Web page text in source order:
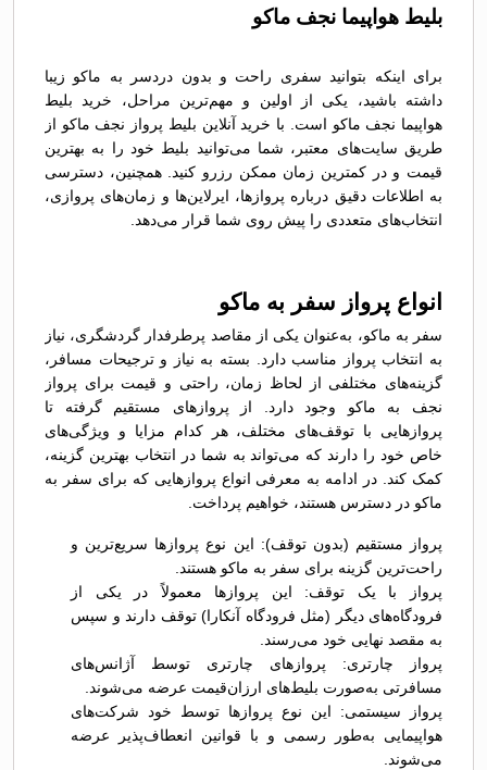
بلیط هواپیما نجف ماکو
برای اینکه بتوانید سفری راحت و بدون دردسر به ماکو زیبا
داشته باشید، یکی از اولین و مهم‌ترین مراحل، خرید بلیط
هواپیما نجف ماکو است. با خرید آنلاین بلیط پرواز نجف ماکو از
طریق سایت‌های معتبر، شما می‌توانید بلیط خود را به بهترین
قیمت و در کمترین زمان ممکن رزرو کنید. همچنین، دسترسی
به اطلاعات دقیق درباره پروازها، ایرلاین‌ها و زمان‌های پروازی،
انتخاب‌های متعددی را پیش روی شما قرار می‌دهد.
انواع پرواز سفر به ماکو
سفر به ماکو، به‌عنوان یکی از مقاصد پرطرفدار گردشگری، نیاز
به انتخاب پرواز مناسب دارد. بسته به نیاز و ترجیحات مسافر،
گزینه‌های مختلفی از لحاظ زمان، راحتی و قیمت برای پرواز
نجف به ماکو وجود دارد. از پروازهای مستقیم گرفته تا
پروازهایی با توقف‌های مختلف، هر کدام مزایا و ویژگی‌های
خاص خود را دارند که می‌تواند به شما در انتخاب بهترین گزینه،
کمک کند. در ادامه به معرفی انواع پروازهایی که برای سفر به
ماکو در دسترس هستند، خواهیم پرداخت.
پرواز مستقیم (بدون توقف): این نوع پروازها سریع‌ترین و
راحت‌ترین گزینه برای سفر به ماکو هستند.
پرواز با یک توقف: این پروازها معمولاً در یکی از
فرودگاه‌های دیگر (مثل فرودگاه آنکارا) توقف دارند و سپس
به مقصد نهایی خود می‌رسند.
پرواز چارتری: پروازهای چارتری توسط آژانس‌های
مسافرتی به‌صورت بلیط‌های ارزان‌قیمت عرضه می‌شوند.
پرواز سیستمی: این نوع پروازها توسط خود شرکت‌های
هواپیمایی به‌طور رسمی و با قوانین انعطاف‌پذیر عرضه
می‌شوند.